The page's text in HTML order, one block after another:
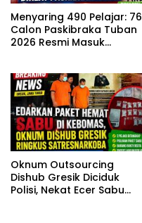
Menyaring 490 Pelajar: 76
Calon Paskibraka Tuban
2026 Resmi Masuk
Oknum Outsourcing
Dishub Gresik Diciduk
Polisi, Nekat Ecer Sabu